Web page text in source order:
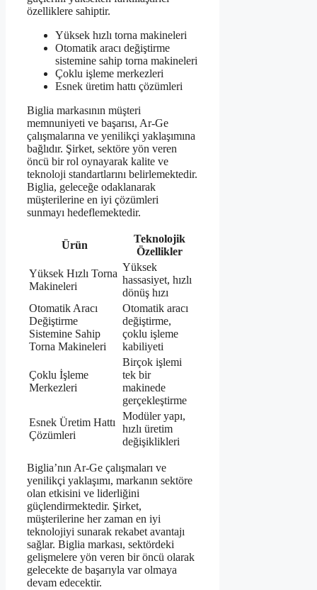
özelliklere sahiptir.
Yüksek hızlı torna makineleri
Otomatik aracı değiştirme
sistemine sahip torna makineleri
Çoklu işleme merkezleri
Esnek üretim hattı çözümleri
Biglia markasının müşteri
memnuniyeti ve başarısı, Ar-Ge
çalışmalarına ve yenilikçi yaklaşımına
bağlıdır. Şirket, sektöre yön veren
öncü bir rol oynayarak kalite ve
teknoloji standartlarını belirlemektedir.
Biglia, geleceğe odaklanarak
müşterilerine en iyi çözümleri
sunmayı hedeflemektedir.
Ürün
Teknolojik
Özellikler
Yüksek Hızlı Torna
Makineleri
Yüksek
hassasiyet, hızlı
dönüş hızı
Otomatik Aracı
Değiştirme
Sistemine Sahip
Torna Makineleri
Otomatik aracı
değiştirme,
çoklu işleme
kabiliyeti
Çoklu İşleme
Merkezleri
Birçok işlemi
tek bir
makinede
gerçekleştirme
Esnek Üretim Hattı
Çözümleri
Modüler yapı,
hızlı üretim
değişiklikleri
Biglia’nın Ar-Ge çalışmaları ve
yenilikçi yaklaşımı, markanın sektöre
olan etkisini ve liderliğini
güçlendirmektedir. Şirket,
müşterilerine her zaman en iyi
teknolojiyi sunarak rekabet avantajı
sağlar. Biglia markası, sektördeki
gelişmelere yön veren bir öncü olarak
gelecekte de başarıyla var olmaya
devam edecektir.